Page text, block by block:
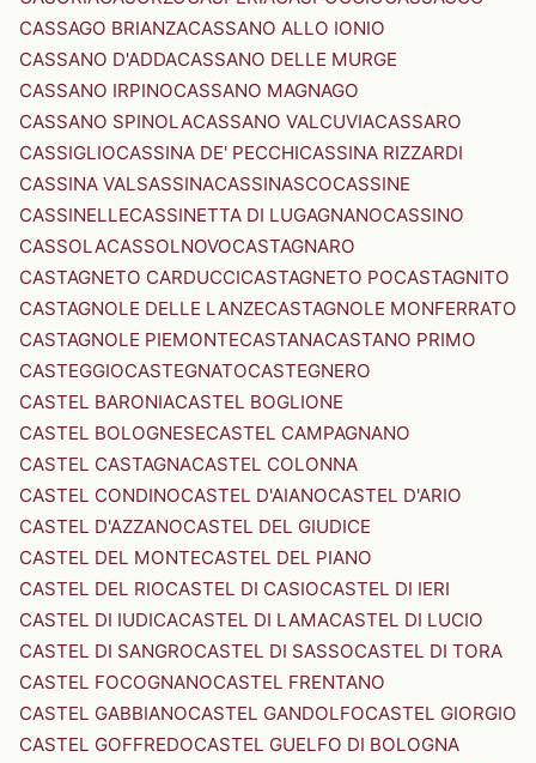
CASSAGO BRIANZACASSANO ALLO IONIO
CASSANO D'ADDACASSANO DELLE MURGE
CASSANO IRPINOCASSANO MAGNAGO
CASSANO SPINOLACASSANO VALCUVIACASSARO
CASSIGLIOCASSINA DE' PECCHICASSINA RIZZARDI
CASSINA VALSASSINACASSINASCOCASSINE
CASSINELLECASSINETTA DI LUGAGNANOCASSINO
CASSOLACASSOLNOVOCASTAGNARO
CASTAGNETO CARDUCCICASTAGNETO POCASTAGNITO
CASTAGNOLE DELLE LANZECASTAGNOLE MONFERRATO
CASTAGNOLE PIEMONTECASTANACASTANO PRIMO
CASTEGGIOCASTEGNATOCASTEGNERO
CASTEL BARONIACASTEL BOGLIONE
CASTEL BOLOGNESECASTEL CAMPAGNANO
CASTEL CASTAGNACASTEL COLONNA
CASTEL CONDINOCASTEL D'AIANOCASTEL D'ARIO
CASTEL D'AZZANOCASTEL DEL GIUDICE
CASTEL DEL MONTECASTEL DEL PIANO
CASTEL DEL RIOCASTEL DI CASIOCASTEL DI IERI
CASTEL DI IUDICACASTEL DI LAMACASTEL DI LUCIO
CASTEL DI SANGROCASTEL DI SASSOCASTEL DI TORA
CASTEL FOCOGNANOCASTEL FRENTANO
CASTEL GABBIANOCASTEL GANDOLFOCASTEL GIORGIO
CASTEL GOFFREDOCASTEL GUELFO DI BOLOGNA